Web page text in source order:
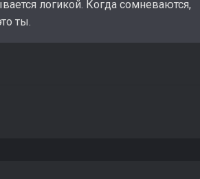
логикой. Когда сомневаются,
ты.